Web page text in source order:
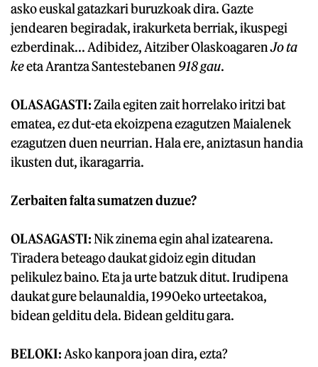
asko euskal gatazkari buruzkoak dira. Gazte
jendearen begiradak, irakurketa berriak, ikuspegi
ezberdinak... Adibidez, Aitziber OlaskoagarenJo ta
keeta Arantza Santestebanen 918 gau.
OLASAGASTI:Zaila egiten zait horrelako iritzi bat
ematea, ez dut-eta ekoizpena ezagutzen Maialenek
ezagutzen duen neurrian. Hala ere, aniztasun handia
ikusten dut, ikaragarria.
Zerbaiten falta sumatzen duzue?
OLASAGASTI:Nik zinema egin ahal izatearena.
Tiradera beteago daukat gidoiz egin ditudan
pelikulez baino. Eta ja urte batzuk ditut. Irudipena
daukat gure belaunaldia, 1990eko urteetakoa,
bidean gelditu dela. Bidean gelditu gara.
BELOKI: Asko kanpora joan dira, ezta?